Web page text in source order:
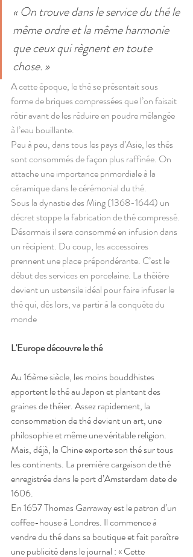
« On trouve dans le service du thé le
même ordre et la même harmonie
que ceux qui règnent en toute
chose. »
A cette époque, le thé se présentait sous
forme de briques compressées que l’on faisait
rôtir avant de les réduire en poudre mélangée
à l’eau bouillante.
Peu à peu, dans tous les pays d’Asie, les thés
sont consommés de façon plus raffinée. On
attache une importance primordiale à la
céramique dans le cérémonial du thé.
Sous la dynastie des Ming (1368-1644) un
décret stoppe la fabrication de thé compressé.
Désormais il sera consommé en infusion dans
un récipient. Du coup, les accessoires
prennent une place prépondérante. C’est le
début des services en porcelaine. La théière
devient un ustensile idéal pour faire infuser le
thé qui, dès lors, va partir à la conquête du
monde
L'Europe découvre le thé
Au 16ème siècle, les moins bouddhistes
apportent le thé au Japon et plantent des
graines de théier. Assez rapidement, la
consommation de thé devient un art, une
philosophie et même une véritable religion.
Mais, déjà, la Chine exporte son thé sur tous
les continents. La première cargaison de thé
enregistrée dans le port d’Amsterdam date de
1606.
En 1657 Thomas Garraway est le patron d’un
coffee-house à Londres. Il commence à
vendre du thé dans sa boutique et fait paraître
une publicité dans le journal : « Cette